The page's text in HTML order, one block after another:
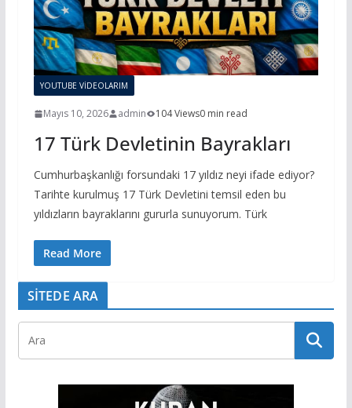
YOUTUBE VİDEOLARIM
Mayıs 10, 2026 admin 104 Views0 min read
17 Türk Devletinin Bayrakları
Cumhurbaşkanlığı forsundaki 17 yıldız neyi ifade ediyor?
Tarihte kurulmuş 17 Türk Devletini temsil eden bu
yıldızların bayraklarını gururla sunuyorum. Türk
Read More
SİTEDE ARA